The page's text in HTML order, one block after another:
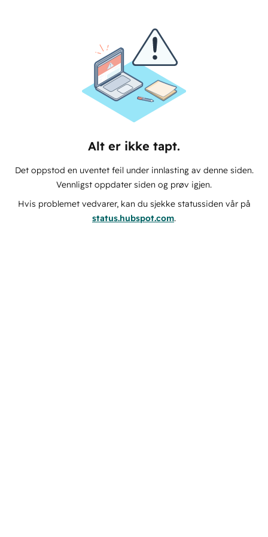
Alt er ikke tapt.
Det oppstod en uventet feil under innlasting av denne siden.
Vennligst oppdater siden og prøv igjen.
Hvis problemet vedvarer, kan du sjekke statussiden vår på
status.hubspot.com.